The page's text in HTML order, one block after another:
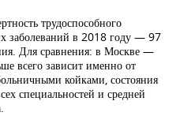
трудоспособного
заболеваний в 2018 году — 97
Для сравнения: в Москве —
всего зависит именно от
койками, состояния
специальностей и средней